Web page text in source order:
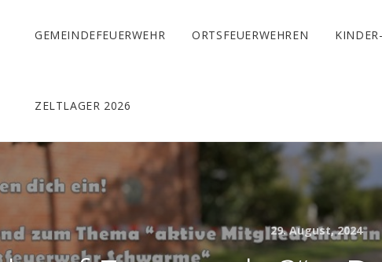
GEMEINDEFEUERWEHR ORTSFEUERWEHREN
ZELTLAGER 2026
29. August, 2024